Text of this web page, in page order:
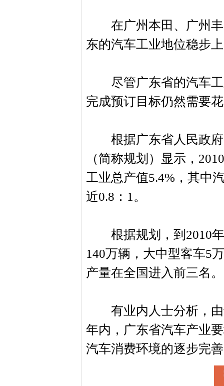
在广州本田、广州丰
东的汽车工业地位稳步
尽管广东省的汽车工
完成预订目标仍然需要
根据广东省人民政府
（简称规划）显示，
工业总产值5.4%，其中
近0.8：1。
根据规划，到2010年
140万辆，大中型客车5
产量在全国进入前三名。
有业内人士分析，由
年内，广东省汽车产业
汽车消费环境的逐步完